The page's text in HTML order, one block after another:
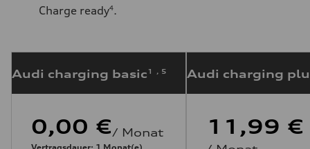
Charge ready4.
Audi charging basic 1 , 5
0,00 €/ Monat
Audi charging
11,99 €